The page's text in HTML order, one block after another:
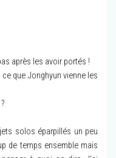
après les avoir portés !
que Jonghyun vienne les
solos éparpillés un peu
de temps ensemble mais